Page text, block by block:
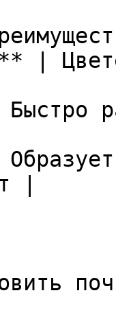
|
|